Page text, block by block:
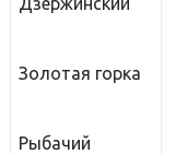
Золотая горка
Рыбачий